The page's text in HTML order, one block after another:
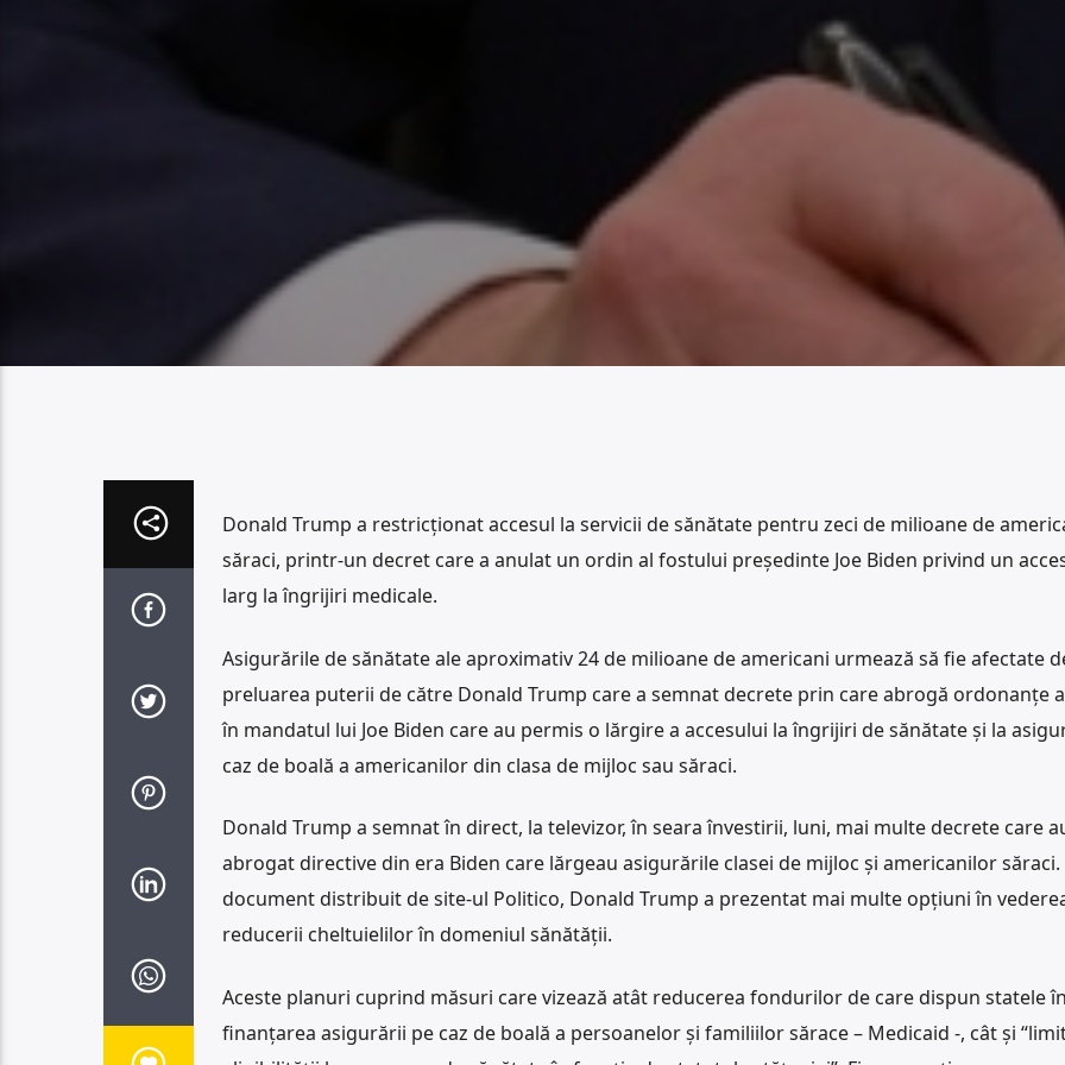
Donald Trump a restricționat accesul la servicii de sănătate pentru zeci de milioane de
săraci, printr-un decret care a anulat un ordin al fostului președinte Joe Biden privind un
larg la îngrijiri medicale.
Asigurările de sănătate ale aproximativ 24 de milioane de americani urmează să fie afectate
preluarea puterii de către Donald Trump care a semnat decrete prin care abrogă ordonanţe
în mandatul lui Joe Biden care au permis o lărgire a accesului la îngrijiri de sănătate şi la
caz de boală a americanilor din clasa de mijloc sau săraci.
Donald Trump a semnat în direct, la televizor, în seara învestirii, luni, mai multe decrete care
abrogat directive din era Biden care lărgeau asigurările clasei de mijloc şi americanilor
document distribuit de site-ul Politico, Donald Trump a prezentat mai multe opţiuni în
reducerii cheltuielilor în domeniul sănătăţii.
Aceste planuri cuprind măsuri care vizează atât reducerea fondurilor de care dispun statele
finanţarea asigurării pe caz de boală a persoanelor şi familiilor sărace – Medicaid -, cât şi